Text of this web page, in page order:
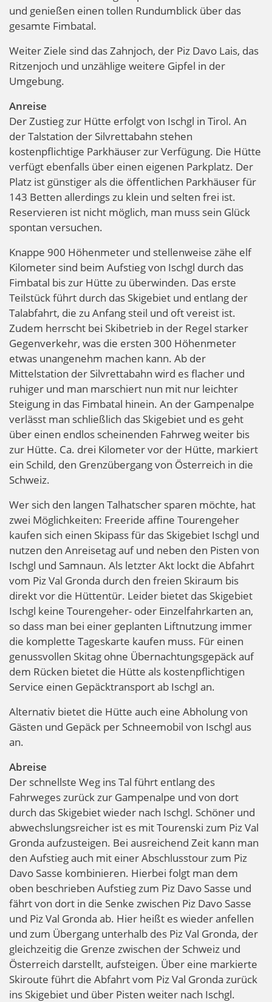
und genießen einen tollen Rundumblick über das
gesamte Fimbatal.
Weiter Ziele sind das Zahnjoch, der Piz Davo Lais, das
Ritzenjoch und unzählige weitere Gipfel in der
Umgebung.
Anreise
Der Zustieg zur Hütte erfolgt von Ischgl in Tirol. An
der Talstation der Silvrettabahn stehen
kostenpflichtige Parkhäuser zur Verfügung. Die Hütte
verfügt ebenfalls über einen eigenen Parkplatz. Der
Platz ist günstiger als die öffentlichen Parkhäuser für
143 Betten allerdings zu klein und selten frei ist.
Reservieren ist nicht möglich, man muss sein Glück
spontan versuchen.
Knappe 900 Höhenmeter und stellenweise zähe elf
Kilometer sind beim Aufstieg von Ischgl durch das
Fimbatal bis zur Hütte zu überwinden. Das erste
Teilstück führt durch das Skigebiet und entlang der
Talabfahrt, die zu Anfang steil und oft vereist ist.
Zudem herrscht bei Skibetrieb in der Regel starker
Gegenverkehr, was die ersten 300 Höhenmeter
etwas unangenehm machen kann. Ab der
Mittelstation der Silvrettabahn wird es flacher und
ruhiger und man marschiert nun mit nur leichter
Steigung in das Fimbatal hinein. An der Gampenalpe
verlässt man schließlich das Skigebiet und es geht
über einen endlos scheinenden Fahrweg weiter bis
zur Hütte. Ca. drei Kilometer vor der Hütte, markiert
ein Schild, den Grenzübergang von Österreich in die
Schweiz.
Wer sich den langen Talhatscher sparen möchte, hat
zwei Möglichkeiten: Freeride affine Tourengeher
kaufen sich einen Skipass für das Skigebiet Ischgl und
nutzen den Anreisetag auf und neben den Pisten von
Ischgl und Samnaun. Als letzter Akt lockt die Abfahrt
vom Piz Val Gronda durch den freien Skiraum bis
direkt vor die Hüttentür. Leider bietet das Skigebiet
Ischgl keine Tourengeher- oder Einzelfahrkarten an,
so dass man bei einer geplanten Liftnutzung immer
die komplette Tageskarte kaufen muss. Für einen
genussvollen Skitag ohne Übernachtungsgepäck auf
dem Rücken bietet die Hütte als kostenpflichtigen
Service einen Gepäcktransport ab Ischgl an.
Alternativ bietet die Hütte auch eine Abholung von
Gästen und Gepäck per Schneemobil von Ischgl aus
an.
Abreise
Der schnellste Weg ins Tal führt entlang des
Fahrweges zurück zur Gampenalpe und von dort
durch das Skigebiet wieder nach Ischgl. Schöner und
abwechslungsreicher ist es mit Tourenski zum Piz Val
Gronda aufzusteigen. Bei ausreichend Zeit kann man
den Aufstieg auch mit einer Abschlusstour zum Piz
Davo Sasse kombinieren. Hierbei folgt man dem
oben beschrieben Aufstieg zum Piz Davo Sasse und
fährt von dort in die Senke zwischen Piz Davo Sasse
und Piz Val Gronda ab. Hier heißt es wieder anfellen
und zum Übergang unterhalb des Piz Val Gronda, der
gleichzeitig die Grenze zwischen der Schweiz und
Österreich darstellt, aufsteigen. Über eine markierte
Skiroute führt die Abfahrt vom Piz Val Gronda zurück
ins Skigebiet und über Pisten weiter nach Ischgl.